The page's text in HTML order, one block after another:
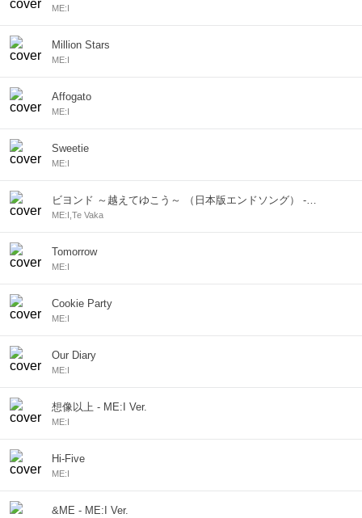
ME:I
Million Stars
ME:I
Affogato
ME:I
Sweetie
ME:I
ME:I,Te Vaka
Tomorrow
ME:I
Cookie Party
ME:I
Our Diary
ME:I
想像以上 - ME:I Ver.
ME:I
Hi-Five
ME:I
&ME - ME:I Ver.